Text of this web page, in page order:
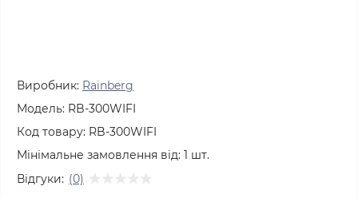
Виробник: Rainberg
Модель: RB-300WIFI
Код товару: RB-300WIFI
Мінімальне замовлення від: 1 шт.
Відгуки: (0)